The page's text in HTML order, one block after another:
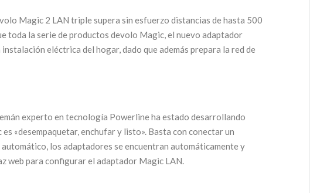
Magic 2 LAN triple supera sin esfuerzo distancias de hasta 500
toda la serie de productos devolo Magic, el nuevo adaptador
eléctrica del hogar, dado que además prepara la red de
experto en tecnología Powerline ha estado desarrollando
«desempaquetar, enchufar y listo». Basta con conectar un
los adaptadores se encuentran automáticamente y
web para configurar el adaptador Magic LAN.